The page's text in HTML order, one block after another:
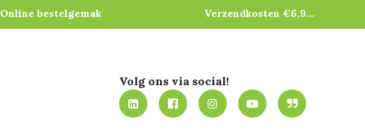
Online bestelgemak Verzendkosten €6,95 – gratis bij je eerste bestelling vanaf €200
Volg ons via social!